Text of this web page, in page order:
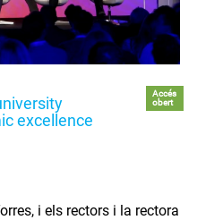
excellence
Accés
obert
i els rectors i la rectora